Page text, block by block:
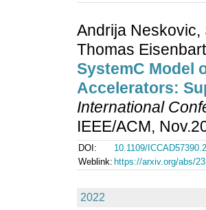
Andrija Neskovic,
Thomas
SystemC Model
Accelerators:
International
IEEE/ACM,
DOI:
10.1109/
Weblink: https://arxiv.org/abs/
2022